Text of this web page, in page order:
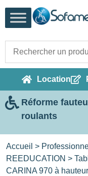
Location
Réforme
roulants
Accueil >
REEDUCATION >
CARINA 970 à